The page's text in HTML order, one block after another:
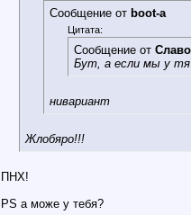
Сообщение от boot-a
Цитата:
Сообщение от
Бут, а если мы у тя
нивариант
Жлобяро!!!
ПНХ!
PS а може у тебя?